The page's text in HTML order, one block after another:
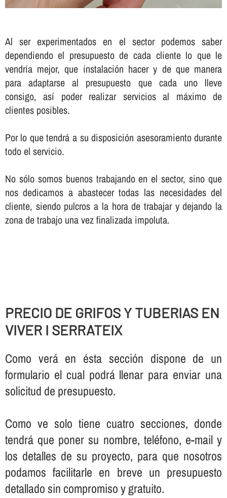
Al ser experimentados en el sector podemos saber
dependiendo el presupuesto de cada cliente lo que le
vendrí­a mejor, que instalación hacer y de que manera
para adaptarse al presupuesto que cada uno lleve
consigo, así­ poder realizar servicios al máximo de
clientes posibles.
Por lo que tendrá a su disposición asesoramiento durante
todo el servicio.
No sólo somos buenos trabajando en el sector, sino que
nos dedicamos a abastecer todas las necesidades del
cliente, siendo pulcros a la hora de trabajar y dejando la
zona de trabajo una vez finalizada impoluta.
PRECIO DE GRIFOS Y TUBERIAS EN
VIVER I SERRATEIX
Como verá en ésta sección dispone de un
formulario el cual podrá llenar para enviar una
solicitud de presupuesto.
Como ve solo tiene cuatro secciones, donde
tendrá que poner su nombre, teléfono, e-mail y
los detalles de su proyecto, para que nosotros
podamos facilitarle en breve un presupuesto
detallado sin compromiso y gratuito.